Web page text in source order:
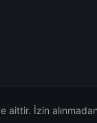
aittir. İzin